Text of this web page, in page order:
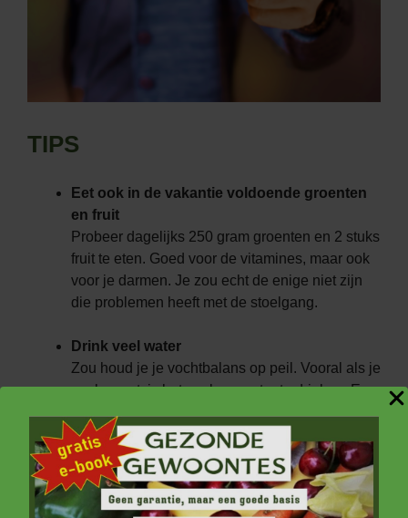
TIPS
Eet ook in de vakantie voldoende groenten
en fruit
Probeer dagelijks 250 gram groenten en 2 stuks
fruit te eten. Goed voor de vitamines, maar ook
voor je darmen. Je zou echt de enige niet zijn
die problemen heeft met de stoelgang.
Drink veel water
Zou houd je je vochtbalans op peil. Vooral als je
veel zweet, is het zaak om extra te drinken. En
meer te drinken om verstopping te voorkomen.
Ook koffie en thee dragen bij aan de
vochtbalans.